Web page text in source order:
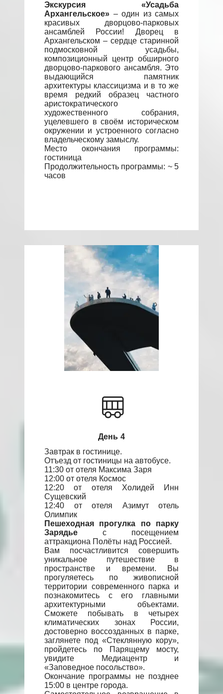
Экскурсия «Усадьба
Архангельское» – один из самых
красивых дворцово-парковых
ансамблей России! Дворец в
Архангельском – сердце старинной
подмосковной усадьбы,
композиционный центр обширного
дворцово-паркового ансамбля. Это
выдающийся памятник
архитектуры классицизма и в то же
время редкий образец частного
аристократического
художественного собрания,
уцелевшего в своём историческом
окружении и устроенного согласно
владельческому замыслу.
Место окончания программы:
гостиница
Продолжительность программы: ~ 5
часов
День 4
Завтрак в гостинице.
Отъезд от гостиницы на автобусе.
11:30 от отеля Максима Заря
12:00 от отеля Космос
12:20 от отеля Холидей Инн
Сущевский
12:40 от отеля Азимут отель
Олимпик
Пешеходная прогулка по парку
Зарядье с посещением
аттракциона Полёты над Россией.
Вам посчастливится совершить
уникальное путешествие в
пространстве и времени. Вы
прогуляетесь по живописной
территории современного парка и
познакомитесь с его главными
архитектурными объектами.
Сможете побывать в четырех
климатических зонах России,
достоверно воссозданных в парке,
заглянете под «Стеклянную кору»,
пройдетесь по Парящему мосту,
увидите Медиацентр и
«Заповедное посольство».
Окончание программы не позднее
15:00 в центре города.